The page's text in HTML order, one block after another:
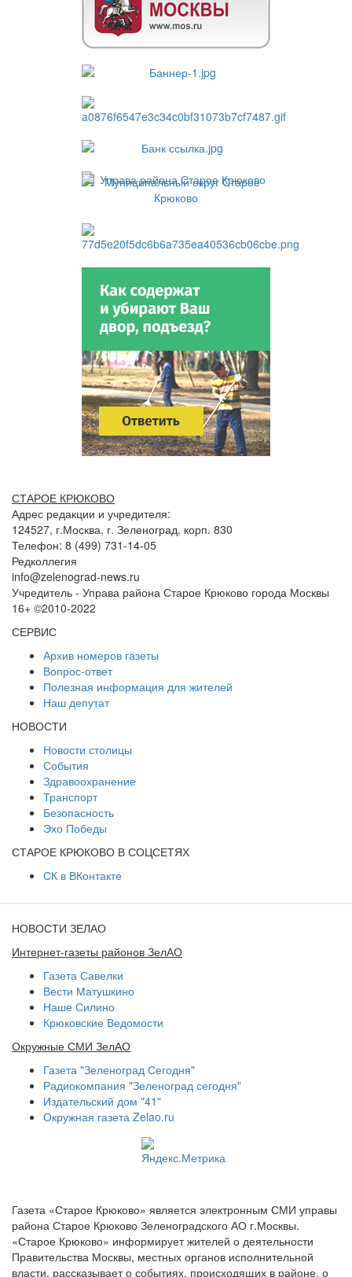
СТАРОЕ КРЮКОВО
Адрес редакции и учредителя:
124527, г.Москва, г. Зеленоград, корп. 830
Телефон: 8 (499) 731-14-05
Редколлегия
info@zelenograd-news.ru
Учредитель - Управа района Старое Крюково города Москвы
16+ ©2010-2022
СЕРВИС
Архив номеров газеты
Вопрос-ответ
Полезная информация для жителей
Наш депутат
НОВОСТИ
Новости столицы
События
Здравоохранение
Транспорт
Безопасность
Эхо Победы
СТАРОЕ КРЮКОВО В СОЦСЕТЯХ
СК в ВКонтакте
НОВОСТИ ЗЕЛАО
Интернет-газеты районов ЗелАО
Газета Савелки
Вести Матушкино
Наше Силино
Крюковские Ведомости
Окружные СМИ ЗелАО
Газета "Зеленоград Сегодня"
Радиокомпания "Зеленоград сегодня"
Издательский дом "41"
Окружная газета Zelao.ru
Газета «Старое Крюково» является электронным СМИ управы
района Старое Крюково Зеленоградского АО г.Москвы.
«Старое Крюково» информирует жителей о деятельности
Правительства Москвы, местных органов исполнительной
власти, рассказывает о событиях, происходящих в районе, о